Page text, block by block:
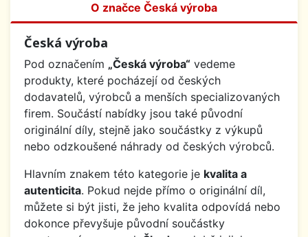
O značce Česká výroba
Česká výroba
Pod označením „Česká výroba“ vedeme
produkty, které pocházejí od českých
dodavatelů, výrobců a menších specializovaných
firem. Součástí nabídky jsou také původní
originální díly, stejně jako součástky z výkupů
nebo odzkoušené náhrady od českých výrobců.
Hlavním znakem této kategorie je kvalita a
autenticita. Pokud nejde přímo o originální díl,
můžete si být jisti, že jeho kvalita odpovídá nebo
dokonce převyšuje původní součástky